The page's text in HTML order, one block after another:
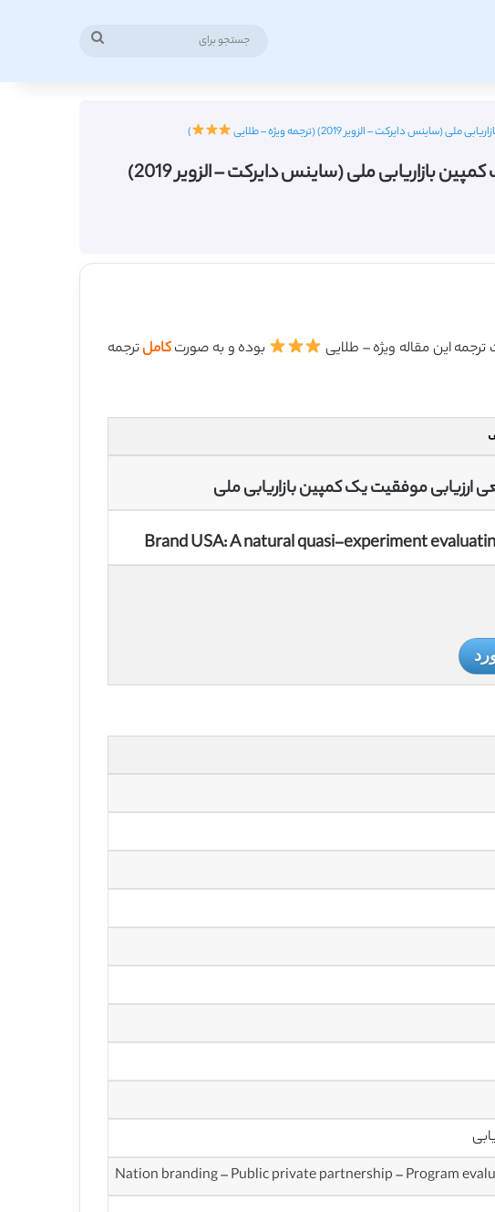
)
دانلود ترجمه مقاله شرکت Brand USA: یک طرح شبه آزمایشی برای ارزیابی موفقیت یک کمپین بازاریابی ملی (ساینس دایرکت – الزویر 2019)
بوده و به صورتکاملترجمه
Brand USA: A natural quasi-experiment
Nation branding – Public private partnership – Program